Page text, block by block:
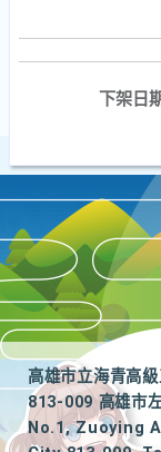
下架日
高雄市立海青高
813-009 高雄市
No.1, Zuoying